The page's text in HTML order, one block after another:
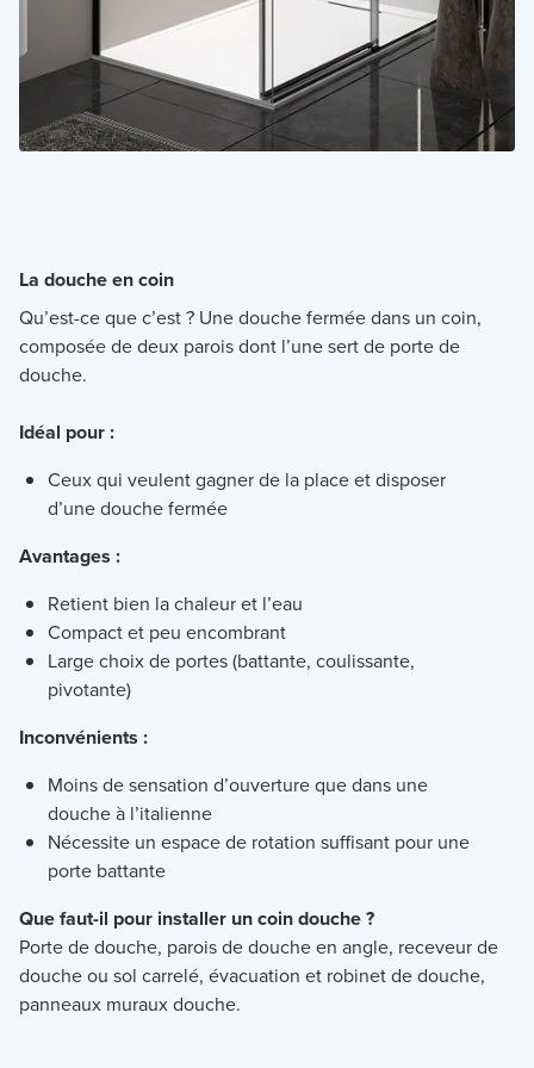
La douche en coin
Qu’est-ce que c’est ? Une douche fermée dans un coin,
composée de deux parois dont l’une sert de porte de
douche.
Idéal pour :
Ceux qui veulent gagner de la place et disposer
d’une douche fermée
Avantages :
Retient bien la chaleur et l’eau
Compact et peu encombrant
Large choix de portes (battante, coulissante,
pivotante)
Inconvénients :
Moins de sensation d’ouverture que dans une
douche à l’italienne
Nécessite un espace de rotation suffisant pour une
porte battante
Que faut-il pour installer un coin douche ?
Porte de douche, parois de douche en angle, receveur de
douche ou sol carrelé, évacuation et robinet de douche,
panneaux muraux douche.